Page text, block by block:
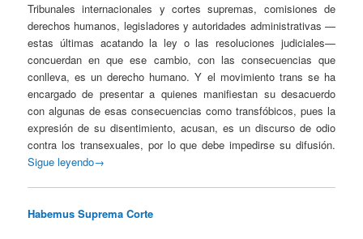
Tribunales internacionales y cortes supremas, comisiones de
derechos humanos, legisladores y autoridades administrativas —
estas últimas acatando la ley o las resoluciones judiciales—
concuerdan en que ese cambio, con las consecuencias que
conlleva, es un derecho humano. Y el movimiento trans se ha
encargado de presentar a quienes manifiestan su desacuerdo
con algunas de esas consecuencias como transfóbicos, pues la
expresión de su disentimiento, acusan, es un discurso de odio
contra los transexuales, por lo que debe impedirse su difusión.
Sigue leyendo→
Habemus Suprema Corte